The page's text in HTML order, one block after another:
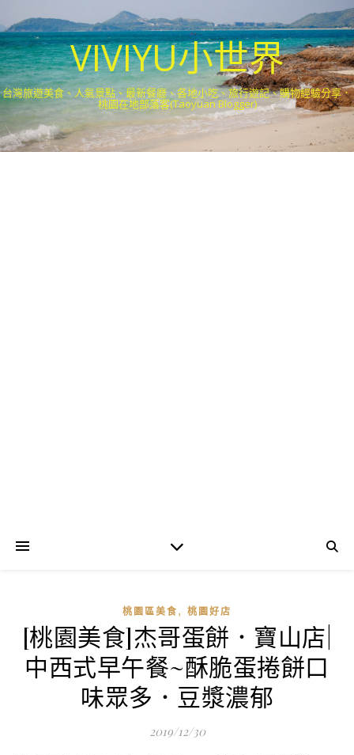
VIVIYU小世界
台灣旅遊美食、人氣景點、最新餐廳、各地小吃、旅行遊記、購物經驗分享．
桃園在地部落客(Taoyuan Blogger)
桃園區美食 , 桃園好店
[桃園美食]杰哥蛋餅．寶山店|
中西式早午餐~酥脆蛋捲餅口
味眾多．豆漿濃郁
2019/12/30